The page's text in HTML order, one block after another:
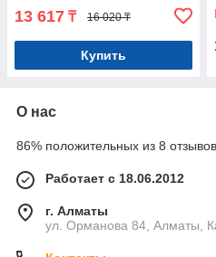
13 617 ₸ 16 020 ₸
Купить
О нас
86% положительных из 8
Работает с 18.06.2012
г. Алматы
ул. Орманова 84, Алматы,